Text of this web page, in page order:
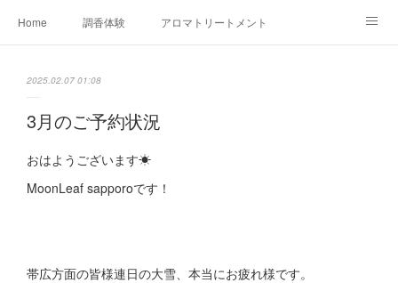
Home 調香体験 アロマトリートメントMenu
Ameblo
2025.02.07 01:08
3月のご予約状況
おはようございます☀
MoonLeaf sapporoです！
帯広方面の皆様連日の大雪、本当にお疲れ様です。